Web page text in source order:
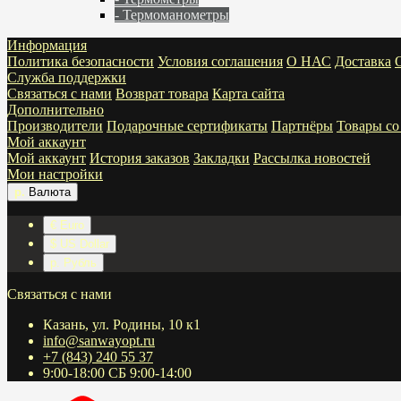
- Термоманометры
Информация
Политика безопасности Условия соглашения О НАС Доставка
Служба поддержки
Связаться с нами Возврат товара Карта сайта
Дополнительно
Производители Подарочные сертификаты Партнёры Товары
Мой аккаунт
Мой аккаунт История заказов Закладки Рассылка новостей
Мои настройки
р. Валюта
€ Euro
$ US Dollar
р. Рубль
Связаться с нами
Казань, ул. Родины, 10 к1
info@sanwayopt.ru
+7 (843) 240 55 37
9:00-18:00 СБ 9:00-14:00